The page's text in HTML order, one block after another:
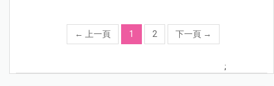
← 上一頁 1 2 下一頁 →
;